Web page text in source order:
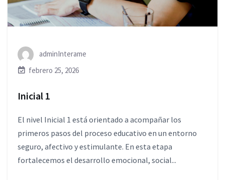
adminInterame
febrero 25, 2026
Inicial 1
El nivel Inicial 1 está orientado a acompañar los
primeros pasos del proceso educativo en un entorno
seguro, afectivo y estimulante. En esta etapa
fortalecemos el desarrollo emocional, social...